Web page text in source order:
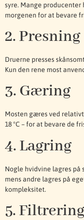
syre. Mange
morgenen for at bevare
2. Presning
Druerne presses
Kun den rene most
3. Gæring
Mosten gæres ved
18 °C – for at bevare de
4. Lagring
Nogle hvidvine lagres på
mens andre lagres på
kompleksitet.
5.